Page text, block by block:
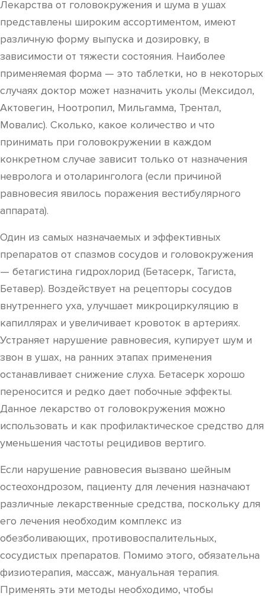
Лекарства от головокружения и шума в ушах
представлены широким ассортиментом, имеют
различную форму выпуска и дозировку, в
зависимости от тяжести состояния. Наиболее
применяемая форма — это таблетки, но в некоторых
случаях доктор может назначить уколы (Мексидол,
Актовегин, Ноотропил, Мильгамма, Трентал,
Мовалис). Сколько, какое количество и что
принимать при головокружении в каждом
конкретном случае зависит только от назначения
невролога и отоларинголога (если причиной
равновесия явилось поражения вестибулярного
аппарата).
Один из самых назначаемых и эффективных
препаратов от спазмов сосудов и головокружения
— бетагистина гидрохлорид (Бетасерк, Тагиста,
Бетавер). Воздействует на рецепторы сосудов
внутреннего уха, улучшает микроциркуляцию в
капиллярах и увеличивает кровоток в артериях.
Устраняет нарушение равновесия, купирует шум и
звон в ушах, на ранних этапах применения
останавливает снижение слуха. Бетасерк хорошо
переносится и редко дает побочные эффекты.
Данное лекарство от головокружения можно
использовать и как профилактическое средство для
уменьшения частоты рецидивов вертиго.
Если нарушение равновесия вызвано шейным
остеохондрозом, пациенту для лечения назначают
различные лекарственные средства, поскольку для
его лечения необходим комплекс из
обезболивающих, противовоспалительных,
сосудистых препаратов. Помимо этого, обязательна
физиотерапия, массаж, мануальная терапия.
Применять эти методы необходимо, чтобы